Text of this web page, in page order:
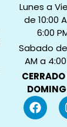
Lunes a
de 10:00
6:00
Sabado
AM a